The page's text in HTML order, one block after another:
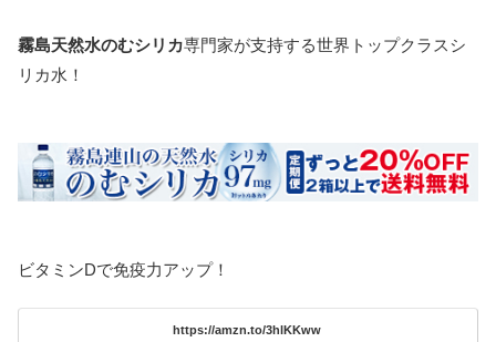
霧島天然水のむシリカ専門家が支持する世界トップクラスシ
リカ水！
ビタミンDで免疫力アップ！
https://amzn.to/3hlKKww